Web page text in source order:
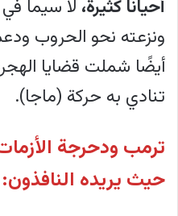
أحيانًا كثيرة، لا سيما
ونزعته نحو الحروب
أيضًا شملت قضايا
تنادي به حركة (ماجا).
ترمب ودحرجة
حيث يريده النافذون: